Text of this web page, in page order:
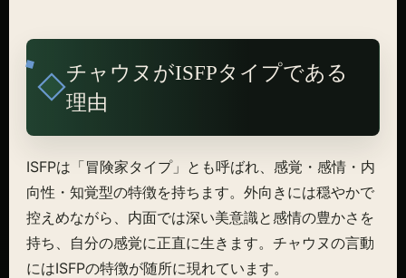
チャウヌがISFPタイプである
理由
ISFPは「冒険家タイプ」とも呼ばれ、感覚・感情・内
向性・知覚型の特徴を持ちます。外向きには穏やかで
控えめながら、内面では深い美意識と感情の豊かさを
持ち、自分の感覚に正直に生きます。チャウヌの言動
にはISFPの特徴が随所に現れています。